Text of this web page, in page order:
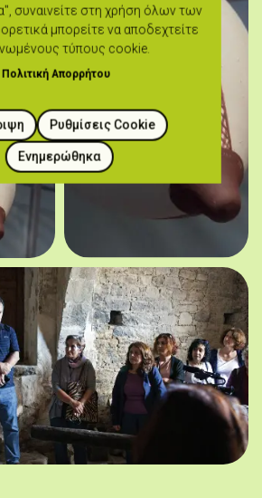
συναινείτε στη χρήση όλων των
μπορείτε να αποδεχτείτε
τύπους cookie.
Πολιτική Απορρήτου
Ρυθμίσεις Cookie
Ενημερώθηκα